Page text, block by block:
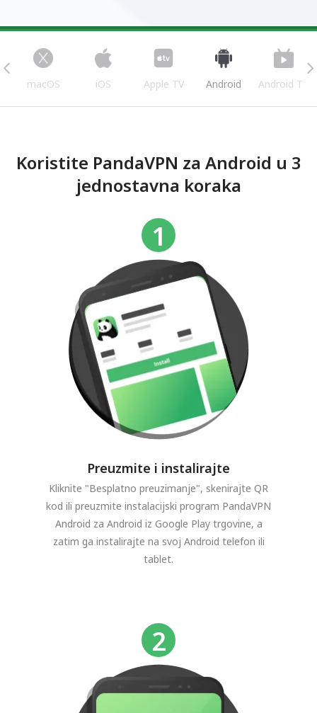
macOS iOS Apple TV Android Android TV
Koristite PandaVPN za Android u 3
jednostavna koraka
Preuzmite i instalirajte
Kliknite "Besplatno preuzimanje", skenirajte QR
kod ili preuzmite instalacijski program PandaVPN
Android za Android iz Google Play trgovine, a
zatim ga instalirajte na svoj Android telefon ili
tablet.